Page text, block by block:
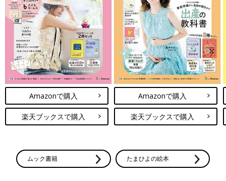
Amazonで購入
楽天ブックスで購入
Amazonで購入
楽天ブックスで購入
ムック書籍 たまひよの絵本